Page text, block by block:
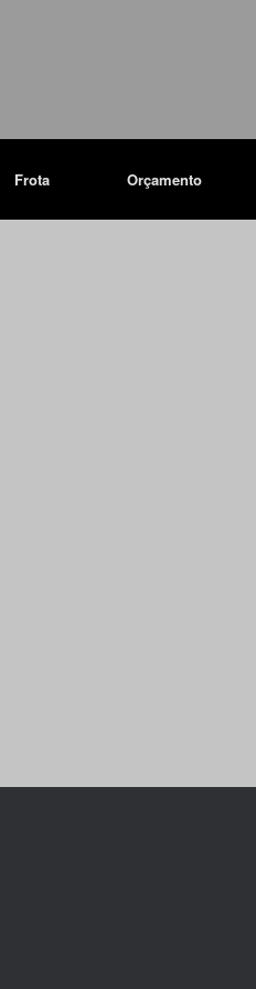
Frota Orçamento